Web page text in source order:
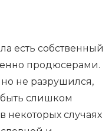
есть собственный
продюсерами.
не разрушился,
слишком
некоторых случаях